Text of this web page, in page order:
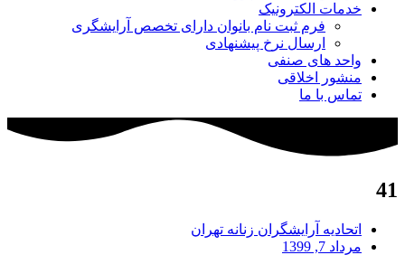
خدمات الکترونیک
فرم ثبت نام بانوان دارای تخصص آرایشگری
ارسال نرخ پیشنهادی
واحد های صنفی
منشور اخلاقی
تماس با ما
41
اتحادیه آرایشگران زنانه تهران
مرداد 7, 1399